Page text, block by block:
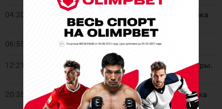
04:20
Удаление. Кёлмоен. Задержка соперника
руками. 2 мин.
06:55 2:0 - Selic (Beres) - 06:55
12:21
Удаление. Aase-Stensland. Задержка игры.
2 мин.
20:35
Удаление. Ozogany. Задержка соперника
клюшкой. 2 мин.